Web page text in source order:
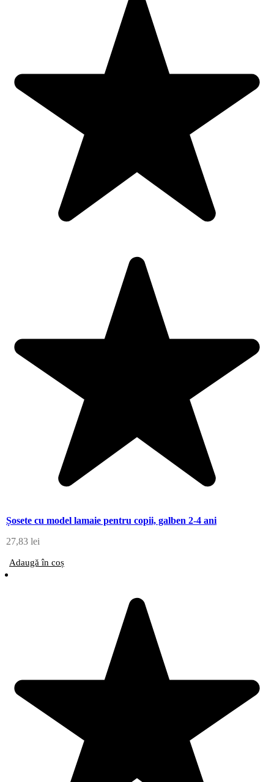
Șosete cu model lamaie pentru copii, galben 2-4 ani
27,83 lei
Adaugă în coș